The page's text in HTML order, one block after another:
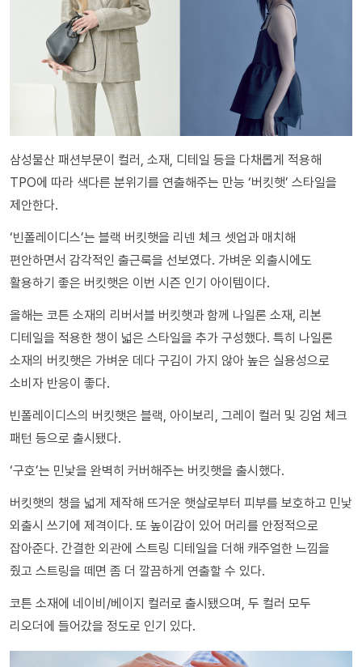
삼성물산 패션부문이 컬러, 소재, 디테일 등을 다채롭게 적용해
TPO에 따라 색다른 분위기를 연출해주는 만능 ‘버킷햇’ 스타일을
제안한다.
‘빈폴레이디스’는 블랙 버킷햇을 리넨 체크 셋업과 매치해
편안하면서 감각적인 출근룩을 선보였다. 가벼운 외출시에도
활용하기 좋은 버킷햇은 이번 시즌 인기 아이템이다.
올해는 코튼 소재의 리버서블 버킷햇과 함께 나일론 소재, 리본
디테일을 적용한 챙이 넓은 스타일을 추가 구성했다. 특히 나일론
소재의 버킷햇은 가벼운 데다 구김이 가지 않아 높은 실용성으로
소비자 반응이 좋다.
빈폴레이디스의 버킷햇은 블랙, 아이보리, 그레이 컬러 및 깅엄 체크
패턴 등으로 출시됐다.
‘구호’는 민낯을 완벽히 커버해주는 버킷햇을 출시했다.
버킷햇의 챙을 넓게 제작해 뜨거운 햇살로부터 피부를 보호하고 민낯
외출시 쓰기에 제격이다. 또 높이감이 있어 머리를 안정적으로
잡아준다. 간결한 외관에 스트링 디테일을 더해 캐주얼한 느낌을
줬고 스트링을 떼면 좀 더 깔끔하게 연출할 수 있다.
코튼 소재에 네이비/베이지 컬러로 출시됐으며, 두 컬러 모두
리오더에 들어갔을 정도로 인기 있다.